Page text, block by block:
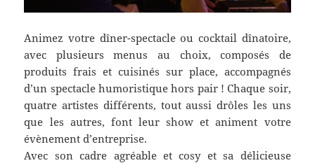
Animez votre dîner-spectacle ou cocktail dînatoire,
avec plusieurs menus au choix, composés de
produits frais et cuisinés sur place, accompagnés
d’un spectacle humoristique hors pair ! Chaque soir,
quatre artistes différents, tout aussi drôles les uns
que les autres, font leur show et animent votre
évènement d’entreprise.
Avec son cadre agréable et cosy et sa délicieuse